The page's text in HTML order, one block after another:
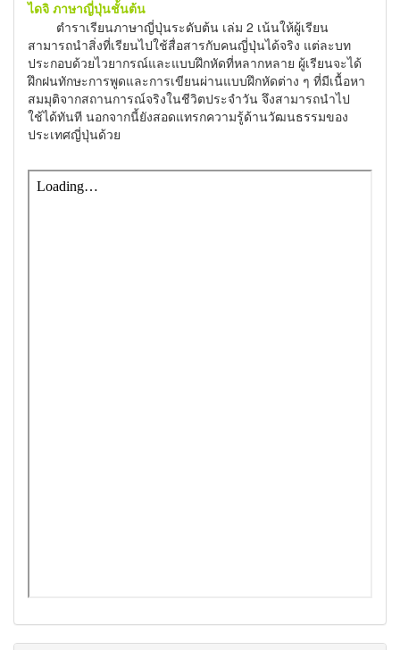
ไดจิ ภาษาญี่ปุ่นชั้นต้น
ตำราเรียนภาษาญี่ปุ่นระดับต้น เล่ม 2 เน้นให้ผู้เรียน
สามารถนำสิ่งที่เรียนไปใช้สื่อสารกับคนญี่ปุ่นได้จริง แต่ละบท
ประกอบด้วยไวยากรณ์และแบบฝึกหัดที่หลากหลาย ผู้เรียนจะได้
ฝึกฝนทักษะการพูดและการเขียนผ่านแบบฝึกหัดต่าง ๆ ที่มีเนื้อหา
สมมุติจากสถานการณ์จริงในชีวิตประจำวัน จึงสามารถนำไป
ใช้ได้ทันที นอกจากนี้ยังสอดแทรกความรู้ด้านวัฒนธรรมของ
ประเทศญี่ปุ่นด้วย